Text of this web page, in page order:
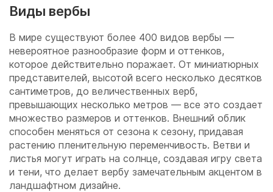
Виды вербы
В мире существуют более 400 видов вербы —
невероятное разнообразие форм и оттенков,
которое действительно поражает. От миниатюрных
представителей, высотой всего несколько десятков
сантиметров, до величественных верб,
превышающих несколько метров — все это создает
множество размеров и оттенков. Внешний облик
способен меняться от сезона к сезону, придавая
растению пленительную переменчивость. Ветви и
листья могут играть на солнце, создавая игру света
и тени, что делает вербу замечательным акцентом в
ландшафтном дизайне.